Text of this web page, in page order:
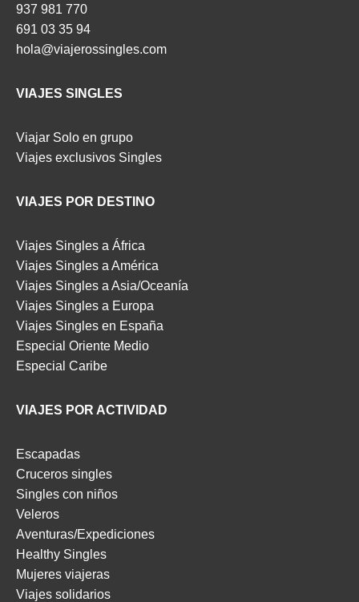
937 981 770
691 03 35 94
hola@viajerossingles.com
VIAJES SINGLES
Viajar Solo en grupo
Viajes exclusivos Singles
VIAJES POR DESTINO
Viajes Singles a África
Viajes Singles a América
Viajes Singles a Asia/Oceanía
Viajes Singles a Europa
Viajes Singles en España
Especial Oriente Medio
Especial Caribe
VIAJES POR ACTIVIDAD
Escapadas
Cruceros singles
Singles con niños
Veleros
Aventuras/Expediciones
Healthy Singles
Mujeres viajeras
Viajes solidarios